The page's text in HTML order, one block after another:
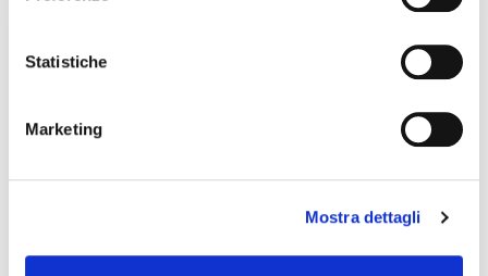
raccogliere informazioni sulla tua posizione
geografica, con un'approssimazione di qualche
Identificare il tuo dispositivo, scansionandolo
Approfondisci come vengono elaborati i tuoi dati personali
Statistiche
Marketing
Mostra dettagli